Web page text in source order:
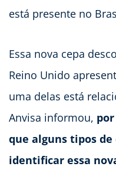
está presente no
Essa nova cepa
Reino Unido
uma delas está
Anvisa informou,
que alguns tipos
identificar essa